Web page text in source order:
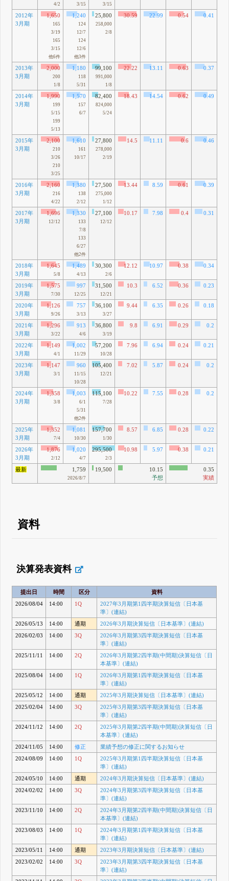
4/2 3/15 3/15
2012年
3月期
1,650
165
3/19
165
3/15
他6件
1,240
124
12/7
124
12/6
他3件
25,800
258,000
2/8
30.59 22.99 0.54 0.41
2013年
3月期
2,000
200
1/8
1,180
118
5/31
99,100
991,000
1/8
22.22 13.11 0.63 0.37
2014年
3月期
1,990
199
5/15
199
5/13
1,570
157
6/7
82,400
824,000
5/24
18.43 14.54 0.62 0.49
2015年
3月期
2,100
210
3/26
210
3/25
1,610
161
10/17
27,800
278,000
2/19
14.5 11.11 0.6 0.46
2016年
3月期
2,160
216
4/22
1,380
138
2/12
27,500
275,000
1/12
13.44 8.59 0.61 0.39
2017年
3月期
1,696
12/12
1,330
133
7/8
133
6/27
他2件
27,100
12/12
10.17 7.98 0.4 0.31
2018年
3月期
1,645
5/8
1,489
4/13
30,300
2/6
12.12 10.97 0.38 0.34
2019年
3月期
1,575
7/30
997
12/25
31,500
12/21
10.3 6.52 0.36 0.23
2020年
3月期
1,126
9/26
757
3/13
36,100
3/27
9.44 6.35 0.26 0.18
2021年
3月期
1,296
3/22
913
4/6
36,800
3/19
9.8 6.91 0.29 0.2
2022年
3月期
1,149
4/1
1,002
11/29
57,200
10/28
7.96 6.94 0.24 0.21
2023年
3月期
1,147
3/1
960
11/15
10/28
105,400
12/21
7.02 5.87 0.24 0.2
2024年
3月期
1,358
3/8
1,003
6/1
5/31
他2件
115,100
7/28
10.22 7.55 0.28 0.2
2025年
3月期
1,352
7/4
1,081
10/30
157,700
1/30
8.57 6.85 0.28 0.22
2026年
3月期
1,876
2/12
1,020
4/7
295,500
2/3
10.98 5.97 0.38 0.21
最新
1,759
2026/8/7
19,500
10.15
予想
0.35
実績
資料
決算発表資料
提出日 時間 区分
資料
2026/08/04
14:00 1Q
2027年3月期第1四半期決算短信〔日本基
準〕(連結)
2026/05/13
14:00 通期
2026年3月期決算短信〔日本基準〕(連結)
2026/02/03
14:00 3Q
2026年3月期第3四半期決算短信〔日本基
準〕(連結)
2025/11/11
14:00 2Q
2026年3月期第2四半期(中間期)決算短信〔日
本基準〕(連結)
2025/08/04
14:00 1Q
2026年3月期第1四半期決算短信〔日本基
準〕(連結)
2025/05/12
14:00 通期
2025年3月期決算短信〔日本基準〕(連結)
2025/02/04
14:00 3Q
2025年3月期第3四半期決算短信〔日本基
準〕(連結)
2024/11/12
14:00 2Q
2025年3月期第2四半期(中間期)決算短信〔日
本基準〕(連結)
2024/11/05
14:00 修正
業績予想の修正に関するお知らせ
2024/08/09
14:00 1Q
2025年3月期第1四半期決算短信〔日本基
準〕(連結)
2024/05/10
14:00 通期
2024年3月期決算短信〔日本基準〕(連結)
2024/02/02
14:00 3Q
2024年3月期第3四半期決算短信〔日本基
準〕(連結)
2023/11/10
14:00 2Q
2024年3月期第2四半期(中間期)決算短信〔日
本基準〕(連結)
2023/08/03
14:00 1Q
2024年3月期第1四半期決算短信〔日本基
準〕(連結)
2023/05/11
14:00 通期
2023年3月期決算短信〔日本基準〕(連結)
2023/02/02
14:00 3Q
2023年3月期第3四半期決算短信〔日本基
準〕(連結)